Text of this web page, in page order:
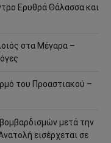
Ερυθρά Θάλασσα και
στα Μέγαρα –
του Προαστιακού –
μετά την
εισέρχεται σε